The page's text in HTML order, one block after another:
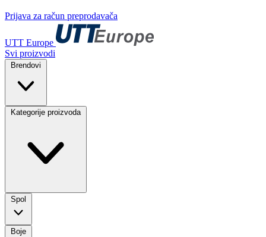
Prijava za račun preprodavača
UTT Europe
Svi proizvodi
Brendovi
Kategorije proizvoda
Spol
Boje